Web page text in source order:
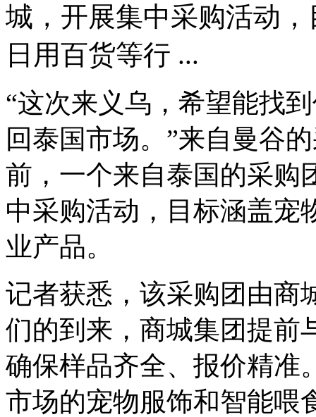
城，开展集中采购活动
日用百货等行 ...
“这次来义乌，希望能找
回泰国市场。”来自曼谷
前，一个来自泰国的采购
中采购活动，目标涵盖宠
业产品。
记者获悉，该采购团由商
们的到来，商城集团提前
确保样品齐全、报价精准
市场的宠物服饰和智能喂